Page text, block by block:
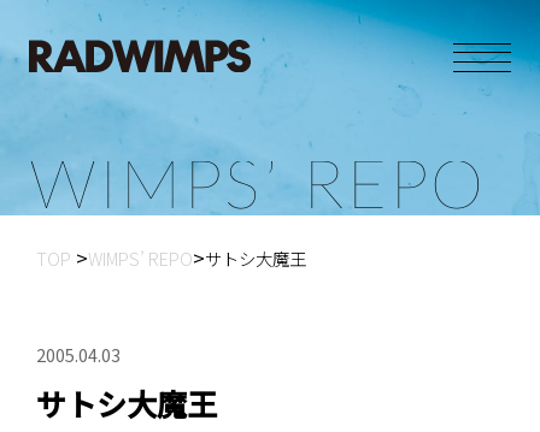
W M PS’ RE PO
TOP WIMPS’ REPO サトシ大魔王
2005.04.03
サトシ大魔王